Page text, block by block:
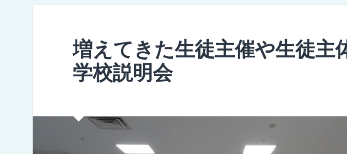
増えてきた生徒主催や生徒主
学校説明会